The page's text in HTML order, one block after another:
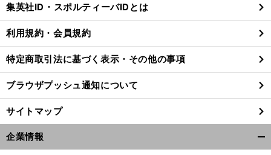
る
集英社ID・スポルティーバIDとは
利用規約・会員規約
特定商取引法に基づく表示・その他の事項
ブラウザプッシュ通知について
サイトマップ
企業情報